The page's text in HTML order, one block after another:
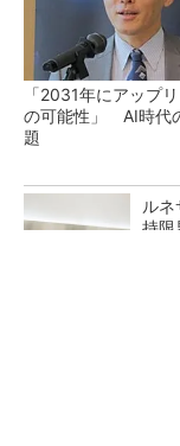
「2031年にアップ
の可能性」 AI時代
題
ル
持限